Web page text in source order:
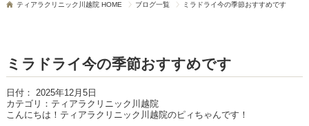
ティアラクリニック川越院 HOME ブログ一覧 ミラドライ今の季節おすすめです
ミラドライ今の季節おすすめです
日付： 2025年12月5日
カテゴリ： ティアラクリニック川越院
こんにちは！ティアラクリニック川越院のピィちゃんです！